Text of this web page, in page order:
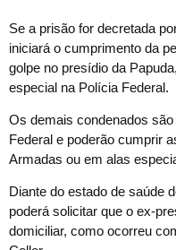
Se a prisão for decretada
iniciará o cumprimento da
golpe no presídio da
especial na Polícia Federal.
Os demais condenados
Federal e poderão cumprir
Armadas ou em alas
Diante do estado de saúde
poderá solicitar que o ex-
domiciliar, como ocorreu